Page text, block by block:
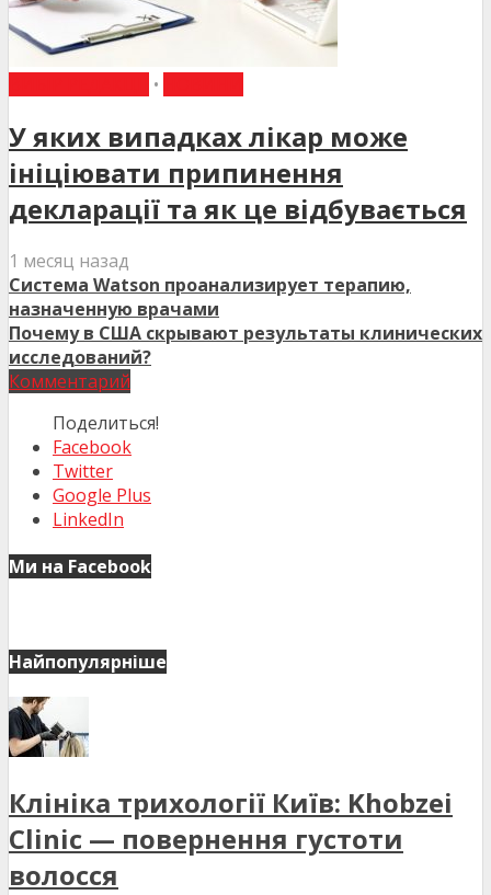
•
У яких випадках лікар може
ініціювати припинення
декларації та як це відбувається
1 месяц назад
Система Watson проанализирует терапию,
назначенную врачами
Почему в США скрывают результаты клинических
исследований?
Комментарий
Поделиться!
Facebook
Twitter
Google Plus
LinkedIn
Ми на Facebook
Найпопулярніше
Клініка трихології Київ: Khobzei
Clinic — повернення густоти
волосся